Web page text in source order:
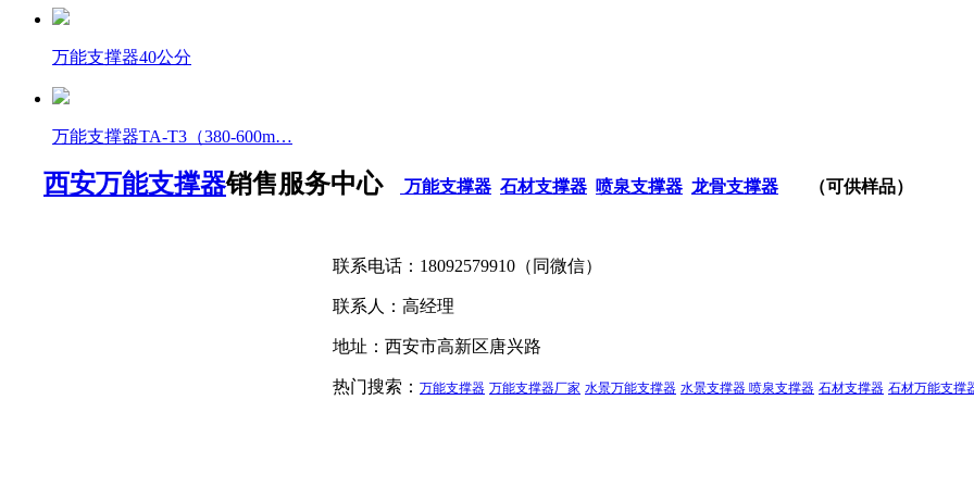
万能支撑器40公分
万能支撑器TA-T3（380-600m…
西安万能支撑器销售服务中心 万能支撑器 石材支撑器 喷泉支撑器 龙骨支撑器 （可供样品）
联系电话：18092579910（同微信）
联系人：高经理
地址：西安市高新区
热门搜索： 万能支撑器 万能支撑器厂家 水景万能支撑器 水景支撑器 喷泉支撑器 石材支撑器 石材万能支撑